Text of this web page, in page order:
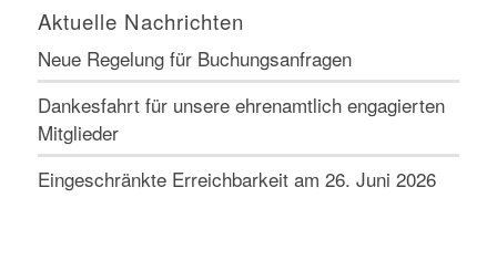
Aktuelle Nachrichten
Neue Regelung für Buchungsanfragen
Dankesfahrt für unsere ehrenamtlich engagierten
Mitglieder
Eingeschränkte Erreichbarkeit am 26. Juni 2026